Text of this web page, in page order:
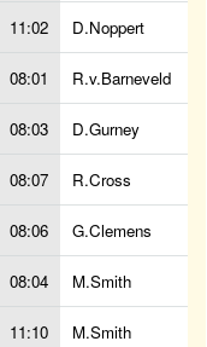
11:02 D.Noppert
08:01 R.v.Barneveld
08:03 D.Gurney
08:07 R.Cross
08:06 G.Clemens
08:04 M.Smith
11:10 M.Smith